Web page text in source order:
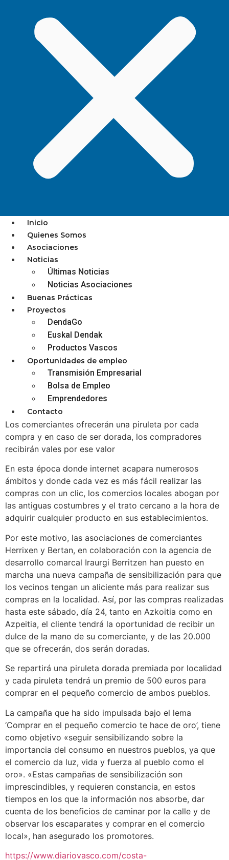
Inicio
Quienes Somos
Asociaciones
Noticias
Últimas Noticias
Noticias Asociaciones
Buenas Prácticas
Proyectos
DendaGo
Euskal Dendak
Productos Vascos
Oportunidades de empleo
Transmisión Empresarial
Bolsa de Empleo
Emprendedores
Contacto
Comprar en Azkoitia
puede ser premiado
estos días con un dulce
de 500 euros
diciembre 3, 2025
HERRIXEN | AZKOITIA
Los comerciantes ofrecerán una piruleta por cada
compra y en caso de ser dorada, los compradores
recibirán vales por ese valor
En esta época donde internet acapara numerosos
ámbitos y donde cada vez es más fácil realizar las
compras con un clic, los comercios locales abogan por
las antiguas costumbres y el trato cercano a la hora de
adquirir cualquier producto en sus establecimientos.
Por este motivo, las asociaciones de comerciantes
Herrixen y Bertan, en colaboración con la agencia de
desarrollo comarcal Iraurgi Berritzen han puesto en
marcha una nueva campaña de sensibilización para que
los vecinos tengan un aliciente más para realizar sus
compras en la localidad. Así, por las compras realizadas
hasta este sábado, día 24, tanto en Azkoitia como en
Azpeitia, el cliente tendrá la oportunidad de recibir un
dulce de la mano de su comerciante, y de las 20.000
que se ofrecerán, dos serán doradas.
Se repartirá una piruleta dorada premiada por localidad
y cada piruleta tendrá un premio de 500 euros para
comprar en el pequeño comercio de ambos pueblos.
La campaña que ha sido impulsada bajo el lema
‘Comprar en el pequeño comercio te hace de oro’, tiene
como objetivo «seguir sensibilizando sobre la
importancia del consumo en nuestros pueblos, ya que
el comercio da luz, vida y fuerza al pueblo como el
oro». «Estas campañas de sensibilización son
imprescindibles, y requieren constancia, en estos
tiempos en los que la información nos absorbe, dar
cuenta de los beneficios de caminar por la calle y de
observar los escaparates y comprar en el comercio
local», han asegurado los promotores.
https://www.diariovasco.com/costa-